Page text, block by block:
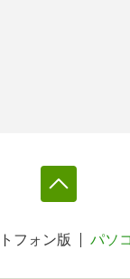
フォン版 パソ